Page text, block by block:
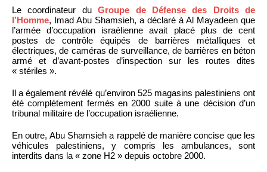
Le coordinateur duGroupe de Défense des Droits de
l’Homme, Imad Abu Shamsieh, a déclaré à Al Mayadeen que
l’armée d’occupation israélienne avait placé plus de cent
postes de contrôle équipés de barrières métalliques et
électriques, de caméras de surveillance, de barrières en béton
armé et d’avant-postes d’inspection sur les routes dites
« stériles ».
Il a également révélé qu’environ 525 magasins palestiniens ont
été complètement fermés en 2000 suite à une décision d’un
tribunal militaire de l’occupation israélienne.
En outre, Abu Shamsieh a rappelé de manière concise que les
véhicules palestiniens, y compris les ambulances, sont
interdits dans la « zone H2 » depuis octobre 2000.